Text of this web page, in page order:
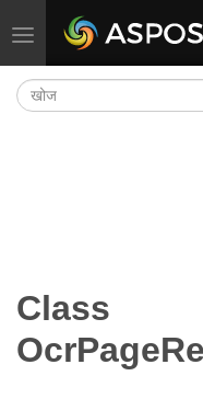
नेविगेशन टॉगल करें
Class